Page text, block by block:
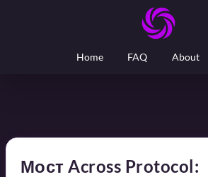
Home FAQ About
Мост Across Protocol: